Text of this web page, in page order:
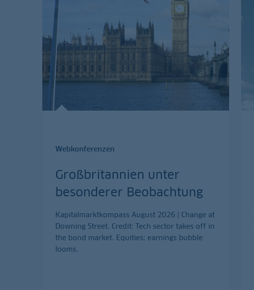
Webkonferenzen
Großbritannien unter
besonderer Beobachtung
Kapitalmarktkompass August 2026 | Change at
Downing Street. Credit: Tech sector takes off in
the bond market. Equities: earnings bubble
looms.